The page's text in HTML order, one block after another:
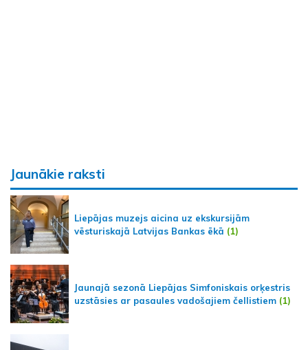
Jaunākie raksti
Liepājas muzejs aicina uz ekskursijām
vēsturiskajā Latvijas Bankas ēkā (1)
Jaunajā sezonā Liepājas Simfoniskais orķestris
uzstāsies ar pasaules vadošajiem čellistiem (1)